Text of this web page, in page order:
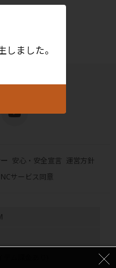
安心・安全宣言 運営方針
NCサービス同意
ました。